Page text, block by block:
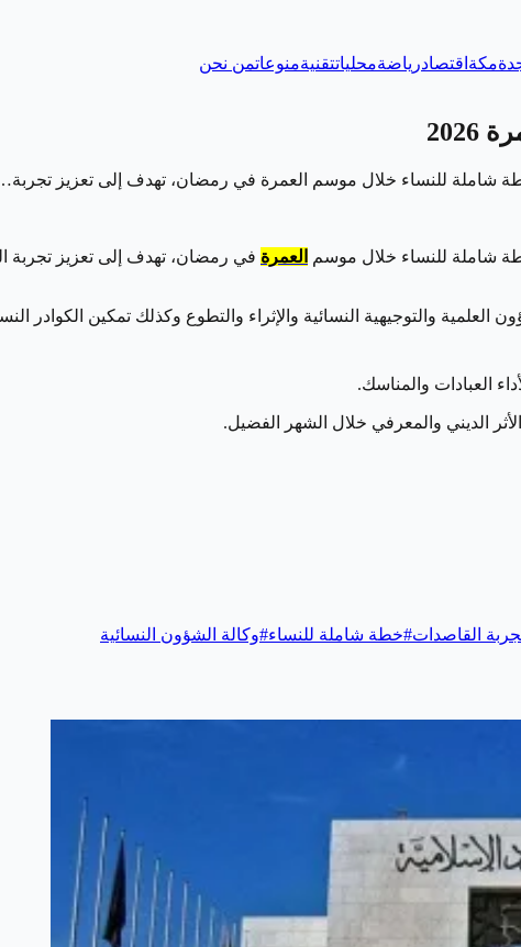
مكة اقتصادرياضةمحلياتتقنيةمنوعاتمن نحن
شاملة للنساء خلال موسم العمرة في رمضان، تهدف إلى تعزيز
شاملة للنساء خلال موسم العمرة في رمضان، تهدف إلى تعزيز تجربة
الشرعي، الشؤون العلمية والتوجيهية النسائية والإثراء والتطوع وكذلك تمكين
العبادات والمناسك.
الديني والمعرفي خلال الشهر الفضيل.
القاصدات#خطة شاملة للنساء#وكالة الشؤون النسائية